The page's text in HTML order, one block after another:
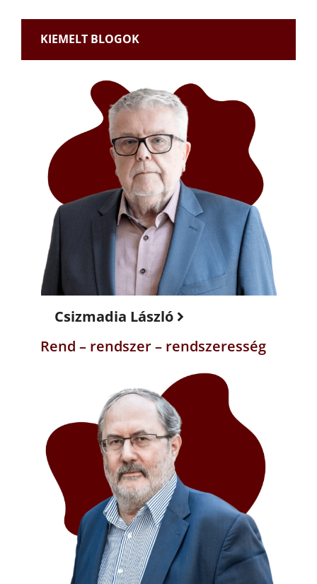
KIEMELT BLOGOK
Csizmadia László
Rend – rendszer – rendszeresség